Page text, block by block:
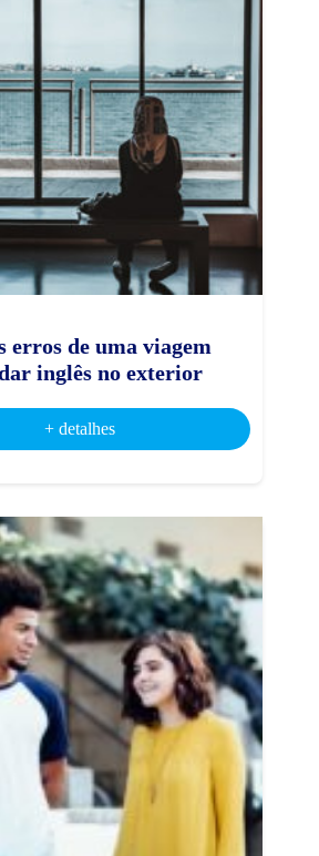
erros de uma viagem
inglês no exterior
+ detalhes